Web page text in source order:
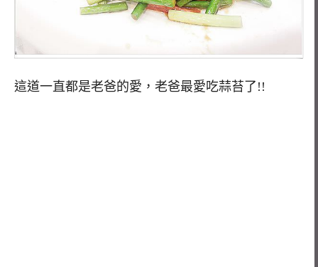
這道一直都是老爸的愛，老爸最愛吃蒜苔了!!